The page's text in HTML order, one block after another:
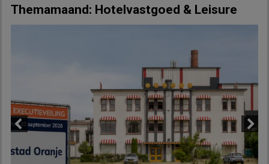
Themamaand: Hotelvastgoed & Leisure
Next